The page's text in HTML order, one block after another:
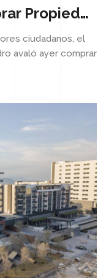
Avala San Pedro Comprar Propiedad En Av. Vasconcelos
ciudadanos, el
avaló ayer comprar